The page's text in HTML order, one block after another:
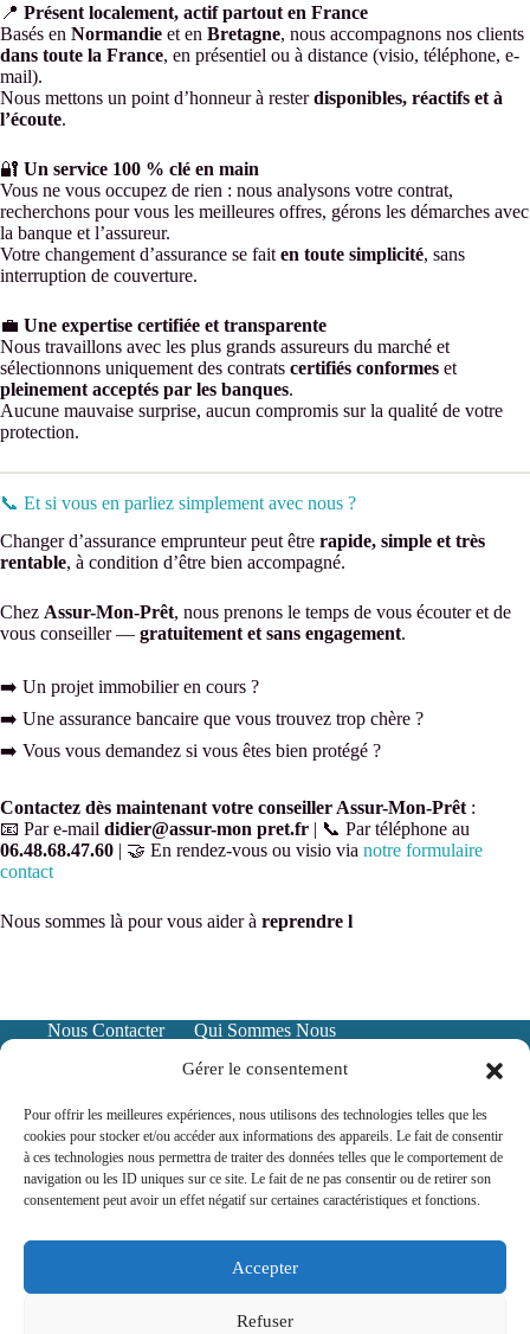
Gérer le consentement
Pour offrir les meilleures expériences, nous utilisons des technologies telles que les
cookies pour stocker et/ou accéder aux informations des appareils. Le fait de consentir
à ces technologies nous permettra de traiter des données telles que le comportement de
navigation ou les ID uniques sur ce site. Le fait de ne pas consentir ou de retirer son
consentement peut avoir un effet négatif sur certaines caractéristiques et fonctions.
Accepter
Refuser
📍 Présent localement, actif partout en France
Basés en Normandie et en Bretagne, nous accompagnons nos clients
dans toute la France, en présentiel ou à distance (visio, téléphone, e-
mail).
Nous mettons un point d’honneur à resterdisponibles, réactifs et à
l’écoute.
🔐 Un service 100 % clé en main
Vous ne vous occupez de rien : nous analysons votre contrat,
recherchons pour vous les meilleures offres, gérons les démarches avec
la banque et l’assureur.
Votre changement d’assurance se fait en toute simplicité, sans
interruption de couverture.
💼 Une expertise certifiée et transparente
Nous travaillons avec les plus grands assureurs du marché et
sélectionnons uniquement des contrats certifiés conformes et
pleinement acceptés par les banques.
Aucune mauvaise surprise, aucun compromis sur la qualité de votre
protection.
📞 Et si vous en parliez simplement avec nous ?
Changer d’assurance emprunteur peut être rapide, simple et très
rentable, à condition d’être bien accompagné.
Chez Assur-Mon-Prêt, nous prenons le temps de vous écouter et de
vous conseiller — gratuitement et sans engagement.
➡️ Un projet immobilier en cours ?
➡️ Une assurance bancaire que vous trouvez trop chère ?
➡️ Vous vous demandez si vous êtes bien protégé ?
Contactez dès maintenant votre conseiller Assur-Mon-Prêt :
📧 Par e-mail didier@assur-mon pret.fr | 📞 Par téléphone au
06.48.68.47.60 | 🤝 En rendez-vous ou visio via notre formulaire
contact
Nous sommes là pour vous aider à reprendre l
Nous Contacter
Qui Sommes Nous